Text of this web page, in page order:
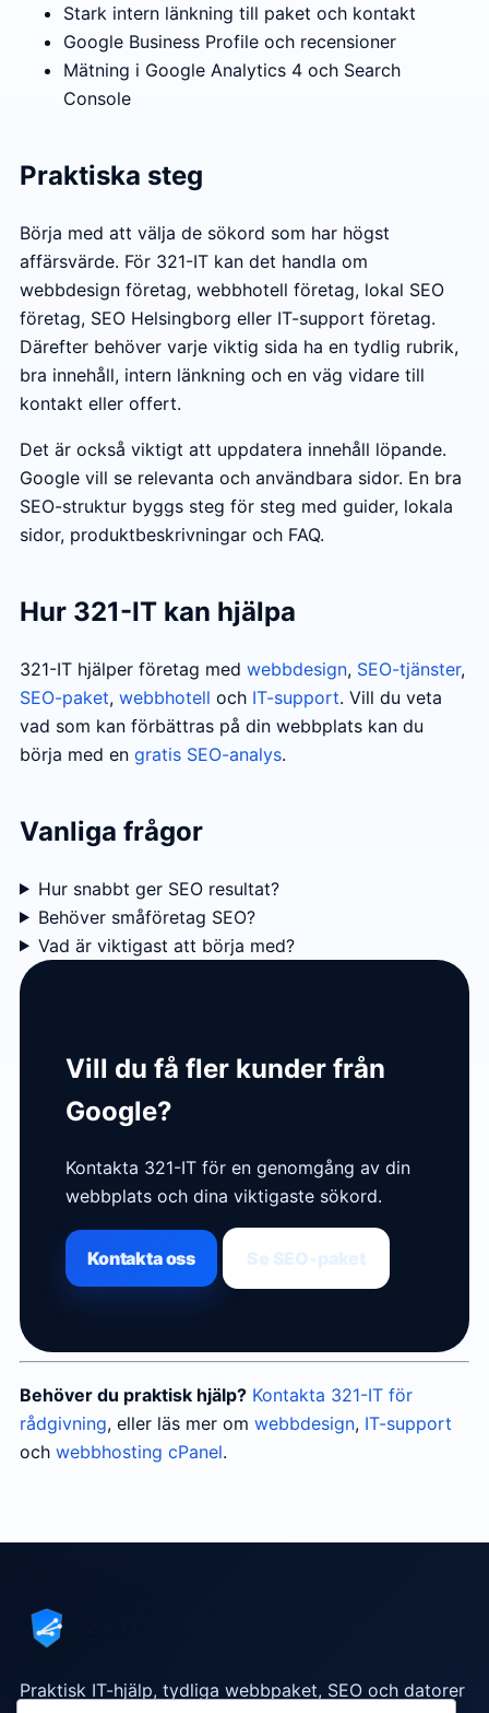
Stark intern länkning till paket och kontakt
Google Business Profile och recensioner
Mätning i Google Analytics 4 och Search
Console
Praktiska steg
Börja med att välja de sökord som har högst
affärsvärde. För 321-IT kan det handla om
webbdesign företag, webbhotell företag, lokal SEO
företag, SEO Helsingborg eller IT-support företag.
Därefter behöver varje viktig sida ha en tydlig rubrik,
bra innehåll, intern länkning och en väg vidare till
kontakt eller offert.
Det är också viktigt att uppdatera innehåll löpande.
Google vill se relevanta och användbara sidor. En bra
SEO-struktur byggs steg för steg med guider, lokala
sidor, produktbeskrivningar och FAQ.
Hur 321-IT kan hjälpa
321-IT hjälper företag med webbdesign, SEO-tjänster,
SEO-paket, webbhotell och IT-support. Vill du veta
vad som kan förbättras på din webbplats kan du
börja med en gratis SEO-analys.
Vanliga frågor
Hur snabbt ger SEO resultat?
Behöver småföretag SEO?
Vad är viktigast att börja med?
Vill du få fler kunder från
Google?
Kontakta 321-IT för en genomgång av din
webbplats och dina viktigaste sökord.
Kontakta oss
Behöver du praktisk hjälp? Kontakta 321-IT för
rådgivning, eller läs mer om webbdesign, IT-support
och webbhosting cPanel.
Praktisk IT-hjälp, tydliga webbpaket, SEO och datorer